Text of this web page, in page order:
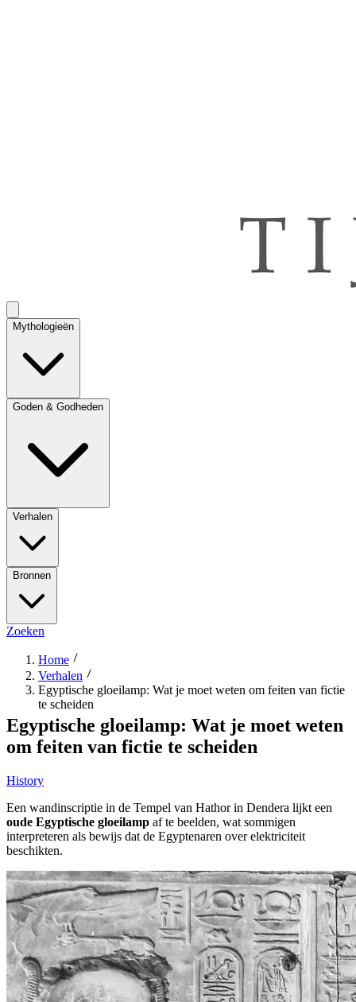
Mythologieën
Goden & Godheden
Verhalen
Bronnen
Zoeken
Home
Verhalen
Egyptische gloeilamp: Wat je moet weten om feiten van fictie
te scheiden
Egyptische gloeilamp: Wat je moet weten
om feiten van fictie te scheiden
History
Een wandinscriptie in de Tempel van Hathor in Dendera lijkt een
oude Egyptische gloeilamp af te beelden, wat sommigen
interpreteren als bewijs dat de Egyptenaren over elektriciteit
beschikten.